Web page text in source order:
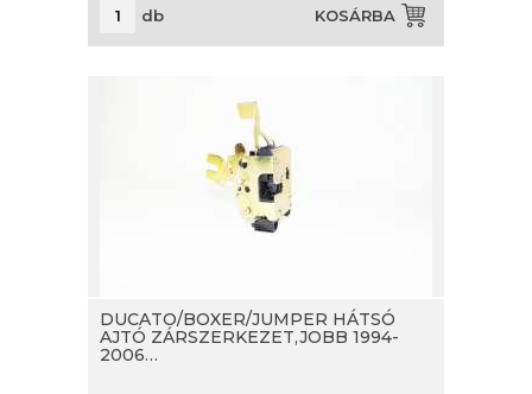
db KOSÁRBA
DUCATO/BOXER/JUMPER HÁTSÓ
AJTÓ ZÁRSZERKEZET,JOBB 1994-
2006…